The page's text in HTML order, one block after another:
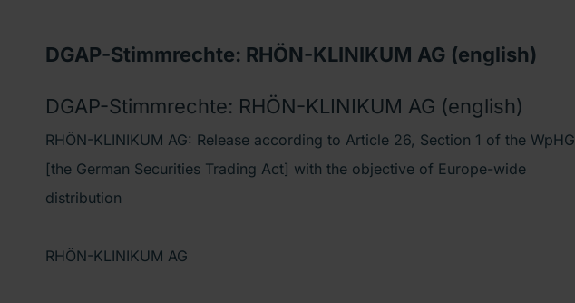
DGAP-Stimmrechte: RHÖN-KLINIKUM AG (english)
DGAP-Stimmrechte: RHÖN-KLINIKUM AG (english)
RHÖN-KLINIKUM AG: Release according to Article 26, Section 1 of the WpHG
[the German Securities Trading Act] with the objective of Europe-wide
distribution
RHÖN-KLINIKUM AG